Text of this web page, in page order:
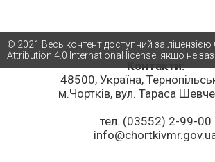
Контакти:
48500, Україна,
м.Чортків, вул. Тараса
тел. (03552) 2-99-00
© 2021 Весь контент доступний за
Attribution 4.0 International license, якщо не